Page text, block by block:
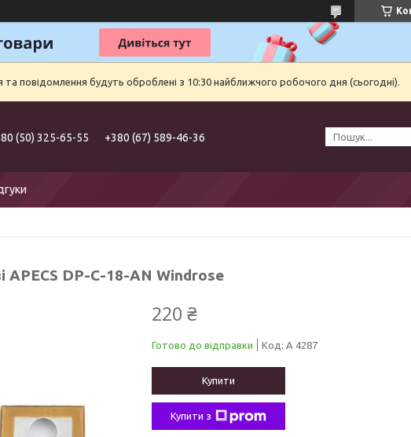
та повідомлення будуть оброблені з 10:30 найближчого робочого дня (сьогодні).
(50) 325-65-55 +380 (67) 589-46-36
APECS DP-C-18-AN Windrose
220 ₴
Готово до відправки Код: А 4287
Купити
Купити з